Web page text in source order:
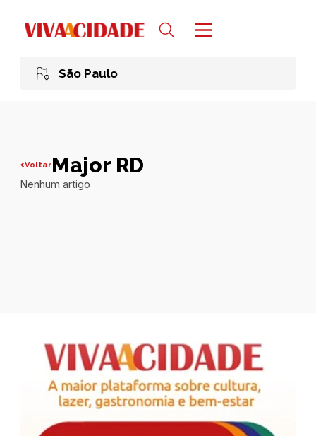
São Paulo
VoltarMajor RD
Nenhum artigo